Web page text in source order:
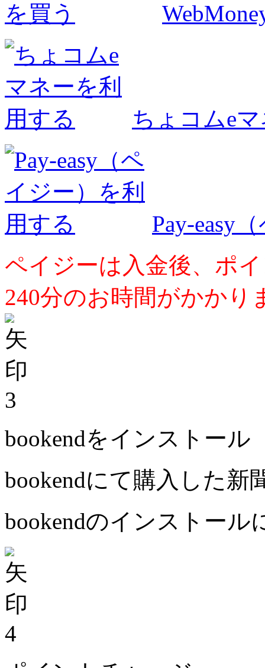
ちょコムe
Pay-easy
ペイジーは入金後、ポ
240分のお時間がかかり
3
bookendをインストール
bookendにて購入した新
bookendのインストール
4